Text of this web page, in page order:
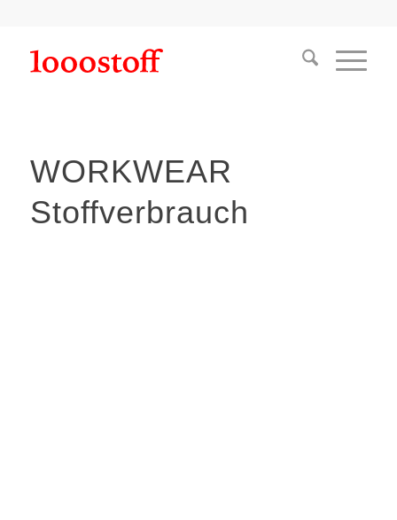
WORKWEAR
Stoffverbrauch